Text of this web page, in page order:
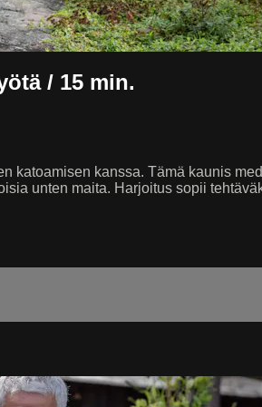
/ 15 min.
katoamisen kanssa. Tämä kaunis
unten maita. Harjoitus sopii